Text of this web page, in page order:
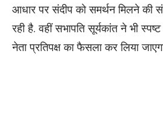
आधार पर संदीप को समर्थन मिलने की
रही है. वहीं सभापति सूर्यकांत ने भी
नेता प्रतिपक्ष का फैसला कर लिया